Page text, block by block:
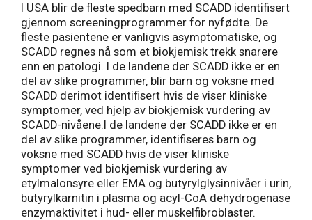
I USA blir de fleste spedbarn med SCADD identifisert
gjennom screeningprogrammer for nyfødte. De
fleste pasientene er vanligvis asymptomatiske, og
SCADD regnes nå som et biokjemisk trekk snarere
enn en patologi. I de landene der SCADD ikke er en
del av slike programmer, blir barn og voksne med
SCADD derimot identifisert hvis de viser kliniske
symptomer, ved hjelp av biokjemisk vurdering av
SCADD-nivåene.I de landene der SCADD ikke er en
del av slike programmer, identifiseres barn og
voksne med SCADD hvis de viser kliniske
symptomer ved biokjemisk vurdering av
etylmalonsyre eller EMA og butyrylglysinnivåer i urin,
butyrylkarnitin i plasma og acyl-CoA dehydrogenase
enzymaktivitet i hud- eller muskelfibroblaster.